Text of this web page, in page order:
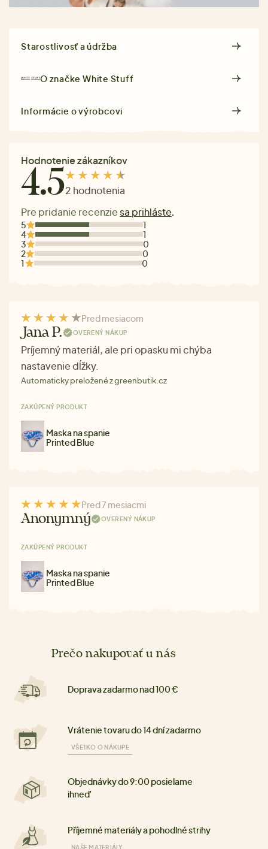
Starostlivosť a údržba
O značkeWhite Stuff
Informácie o výrobcovi
Hodnotenie zákazníkov
4.52 hodnotenia
Pre pridanie recenzie sa prihláste.
5
1
4
1
3
0
2
0
1
0
Pred mesiacom
Jana P. OVERENÝ NÁKUP
Príjemný materiál, ale pri opasku mi chýba
nastavenie dĺžky.
Automaticky preložené z greenbutik.cz
ZAKÚPENÝ PRODUKT
Maska na spanie
Printed Blue
Pred 7 mesiacmi
Anonymný OVERENÝ NÁKUP
ZAKÚPENÝ PRODUKT
Maska na spanie
Printed Blue
Prečo nakupovať u nás
Doprava zadarmo nad 100 €
Vrátenie tovaru do 14 dní zadarmo
VŠETKO O NÁKUPE
Objednávky do 9:00 posielame
ihneď
Příjemné materiály a pohodlné strihy
NAŠE MATERIÁLY